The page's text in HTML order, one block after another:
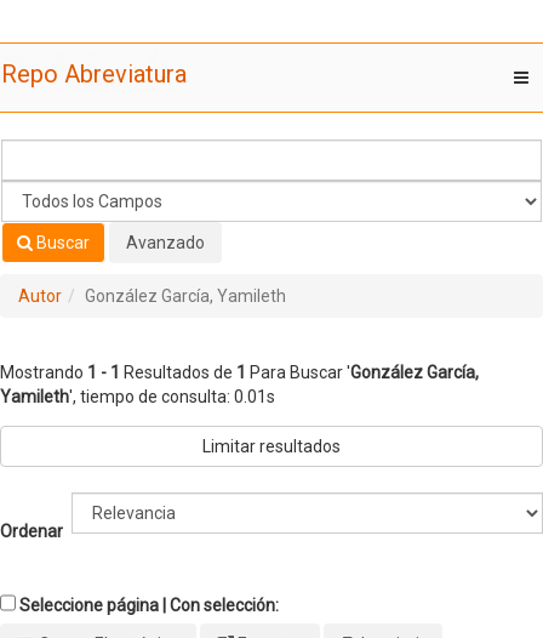
Yamileth'
Repo Abreviatura
Buscar Avanzado
Autor González García, Yamileth
Mostrando 1 - 1 Resultados de 1 Para Buscar 'González García,
Yamileth', tiempo de consulta: 0.01s
Limitar resultados
Ordenar
Seleccione página | Con selección: